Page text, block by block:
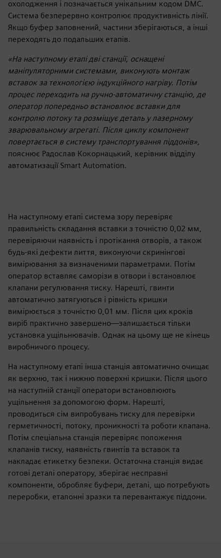
охолодження і позначається унікальним кодом DMC.
Система безперервно контролює продуктивність лінії.
Якщо буфер заповнений, частини зберігаються, а інші
переходять до подальших етапів.
«На наступному етапі дві станції, оснащені
маніпуляторними системами, виконують монтаж
вставок за технологією індукційного нагріву. Потім
процес переходить на ручно-автоматичну станцію, де
оператор попередньо встановлює вставки для
контролю потоку та розміщує деталь у лазерному
зварювальному агрегаті. Після циклу компонент
повертається в систему транспортування піддонів»,
пояснює Радослав Кокорнацький, керівник відділу
автоматизації Smart Automation.
На наступному етапі система зору перевіряє
правильність складання вставки з точністю 0,02 мм,
перевіряючи наявність і протікання отворів, а також
будь-які дефекти лиття, виконуючи скринінгові
вимірювання за визначеними параметрами. Потім
оператор вставляє саморізи в отвори і встановлює
клапани регулювання тиску. Нарешті, гвинти
автоматично затягуються і рівність кришки
вимірюється з точністю 0,01 мм. Після цих кроків
виріб практично завершено—залишається тільки
установка ущільнювачів. Однак на цьому ще не кінець
виробничого процесу.
На наступному етапі інша станція автоматично очищає
як верхню, так і нижню поверхні кришки. Після цього
на наступній станції оператори встановлюють
ущільнення за допомогою форм. Нарешті,
проводиться сім випробувань тиску для перевірки
герметичності, потоку, проникності та роботи клапана.
Потім спеціальна станція перевіряє положення
клапанів тиску, наявність гвинтів та вставок та
накладає етикетку безпеки. Остаточна станція видає
готові деталі оператору, зберігає несправні
компоненти, обробляє буфери, деталі, що потребують
переробки, еталонні зразки та перевантажує піддони.